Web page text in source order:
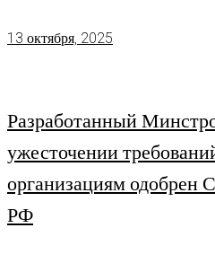
13 октября, 2025
Разработанный
ужесточении
организациям одобрен
РФ